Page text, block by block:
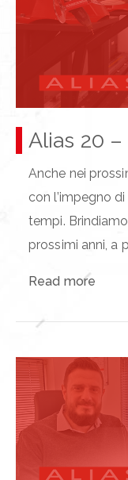
Alias 20
Anche nei
con l’impegno
tempi. Brindiamo
prossimi anni, a
Read more